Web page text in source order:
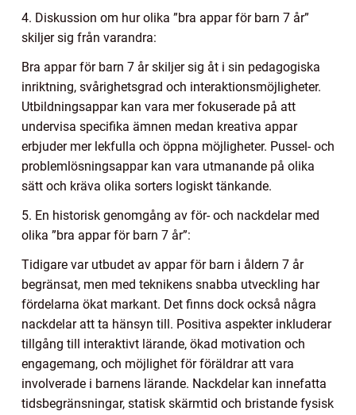
4. Diskussion om hur olika ”bra appar för barn 7 år”
skiljer sig från varandra:
Bra appar för barn 7 år skiljer sig åt i sin pedagogiska
inriktning, svårighetsgrad och interaktionsmöjligheter.
Utbildningsappar kan vara mer fokuserade på att
undervisa specifika ämnen medan kreativa appar
erbjuder mer lekfulla och öppna möjligheter. Pussel- och
problemlösningsappar kan vara utmanande på olika
sätt och kräva olika sorters logiskt tänkande.
5. En historisk genomgång av för- och nackdelar med
olika ”bra appar för barn 7 år”:
Tidigare var utbudet av appar för barn i åldern 7 år
begränsat, men med teknikens snabba utveckling har
fördelarna ökat markant. Det finns dock också några
nackdelar att ta hänsyn till. Positiva aspekter inkluderar
tillgång till interaktivt lärande, ökad motivation och
engagemang, och möjlighet för föräldrar att vara
involverade i barnens lärande. Nackdelar kan innefatta
tidsbegränsningar, statisk skärmtid och bristande fysisk